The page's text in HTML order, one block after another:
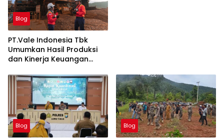
Blog
PT.Vale Indonesia Tbk
Umumkan Hasil Produksi
dan Kinerja Keuangan
Blog Blog